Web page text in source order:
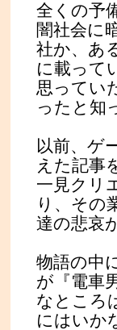
全くの予
闇社会に
社か、あ
に載って
思ってい
ったと知
以前、ゲ
えた記事
一見クリ
り、その
達の悲哀
物語の中
が『電車
なところ
にはいか